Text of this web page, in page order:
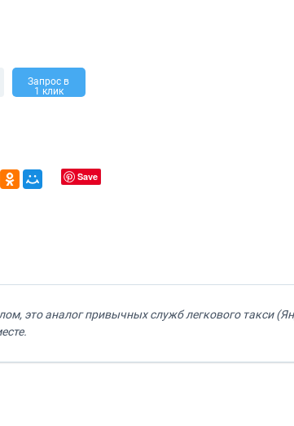
Запрос в
1 клик
Save
это аналог привычных служб легкового такси